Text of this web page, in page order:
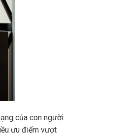
của con người.
ưu điểm vượt